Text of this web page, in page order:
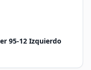
95-12 Izquierdo